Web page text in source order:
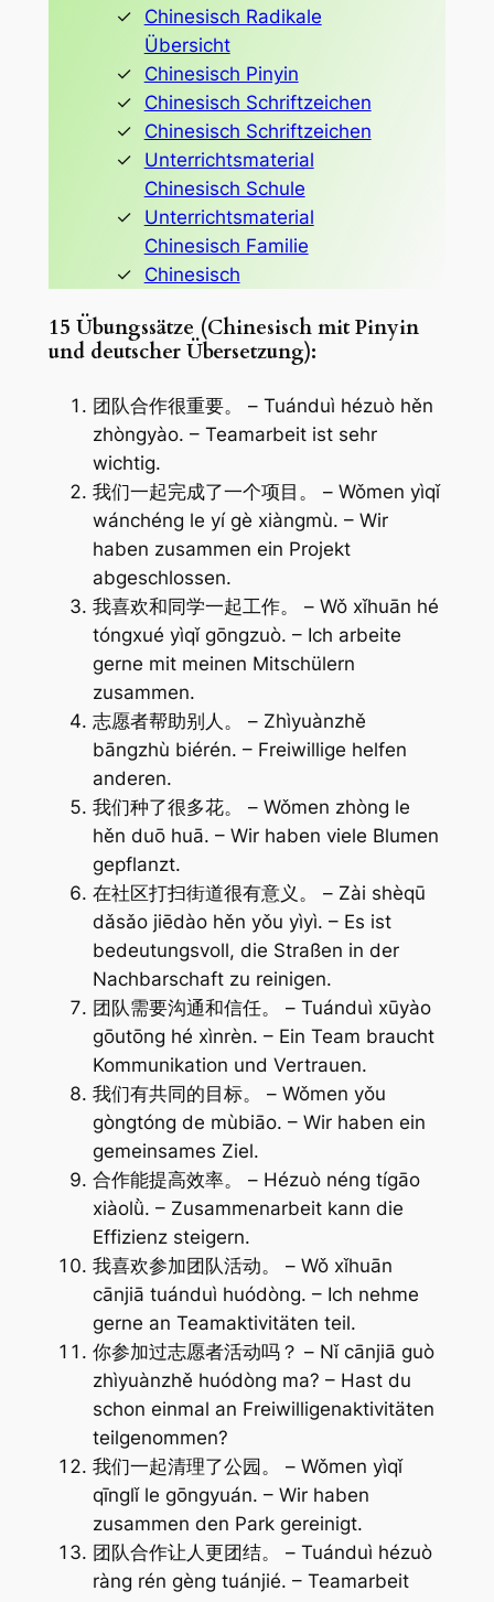
Chinesisch Radikale
Übersicht
Chinesisch Pinyin
Chinesisch Schriftzeichen
Chinesisch Schriftzeichen
Unterrichtsmaterial
Chinesisch Schule
Unterrichtsmaterial
Chinesisch Familie
Chinesisch
15 Übungssätze (Chinesisch mit Pinyin
und deutscher Übersetzung):
团队合作很重要。 – Tuánduì hézuò hěn
zhòngyào. – Teamarbeit ist sehr
wichtig.
我们一起完成了一个项目。 – Wǒmen yìqǐ
wánchéng le yí gè xiàngmù. – Wir
haben zusammen ein Projekt
abgeschlossen.
我喜欢和同学一起工作。 – Wǒ xǐhuān hé
tóngxué yìqǐ gōngzuò. – Ich arbeite
gerne mit meinen Mitschülern
zusammen.
志愿者帮助别人。 – Zhìyuànzhě
bāngzhù biérén. – Freiwillige helfen
anderen.
我们种了很多花。 – Wǒmen zhòng le
hěn duō huā. – Wir haben viele Blumen
gepflanzt.
在社区打扫街道很有意义。 – Zài shèqū
dǎsǎo jiēdào hěn yǒu yìyì. – Es ist
bedeutungsvoll, die Straßen in der
Nachbarschaft zu reinigen.
团队需要沟通和信任。 – Tuánduì xūyào
gōutōng hé xìnrèn. – Ein Team braucht
Kommunikation und Vertrauen.
我们有共同的目标。 – Wǒmen yǒu
gòngtóng de mùbiāo. – Wir haben ein
gemeinsames Ziel.
合作能提高效率。 – Hézuò néng tígāo
xiàolǜ. – Zusammenarbeit kann die
Effizienz steigern.
我喜欢参加团队活动。 – Wǒ xǐhuān
cānjiā tuánduì huódòng. – Ich nehme
gerne an Teamaktivitäten teil.
你参加过志愿者活动吗？ – Nǐ cānjiā guò
zhìyuànzhě huódòng ma? – Hast du
schon einmal an Freiwilligenaktivitäten
teilgenommen?
我们一起清理了公园。 – Wǒmen yìqǐ
qīnglǐ le gōngyuán. – Wir haben
zusammen den Park gereinigt.
团队合作让人更团结。 – Tuánduì hézuò
ràng rén gèng tuánjié. – Teamarbeit